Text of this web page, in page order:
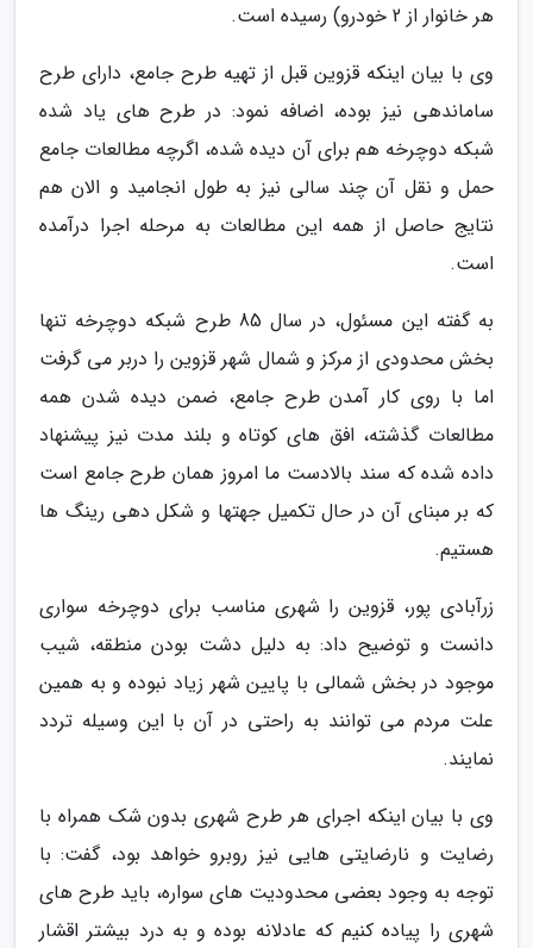
هر خانوار از 2 خودرو) رسیده است.
وی با بیان اینکه قزوین قبل از تهیه طرح جامع، دارای طرح
ساماندهی نیز بوده، اضافه نمود: در طرح های یاد شده
شبکه دوچرخه هم برای آن دیده شده، اگرچه مطالعات جامع
حمل و نقل آن چند سالی نیز به طول انجامید و الان هم
نتایج حاصل از همه این مطالعات به مرحله اجرا درآمده
است.
به گفته این مسئول، در سال 85 طرح شبکه دوچرخه تنها
بخش محدودی از مرکز و شمال شهر قزوین را دربر می گرفت
اما با روی کار آمدن طرح جامع، ضمن دیده شدن همه
مطالعات گذشته، افق های کوتاه و بلند مدت نیز پیشنهاد
داده شده که سند بالادست ما امروز همان طرح جامع است
که بر مبنای آن در حال تکمیل جهتها و شکل دهی رینگ ها
هستیم.
زرآبادی پور، قزوین را شهری مناسب برای دوچرخه سواری
دانست و توضیح داد: به دلیل دشت بودن منطقه، شیب
موجود در بخش شمالی با پایین شهر زیاد نبوده و به همین
علت مردم می توانند به راحتی در آن با این وسیله تردد
نمایند.
وی با بیان اینکه اجرای هر طرح شهری بدون شک همراه با
رضایت و نارضایتی هایی نیز روبرو خواهد بود، گفت: با
توجه به وجود بعضی محدودیت های سواره، باید طرح های
شهری را پیاده کنیم که عادلانه بوده و به درد بیشتر اقشار